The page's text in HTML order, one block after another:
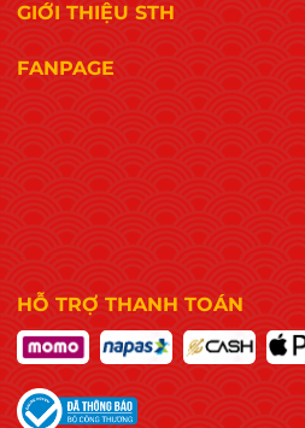
GIỚI THIỆU STH
FANPAGE
HỖ TRỢ THANH TOÁN